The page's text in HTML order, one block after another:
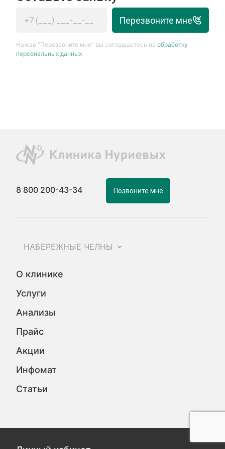
Перезвоните мне
Нажав “Перезвоните мне” вы соглашаетесь наобработку
персональных данных
8 800 200-43-34 Позвоните мне
НАБЕРЕЖНЫЕ ЧЕЛНЫ
О клинике
Услуги
Анализы
Прайс
Акции
Инфомат
Статьи